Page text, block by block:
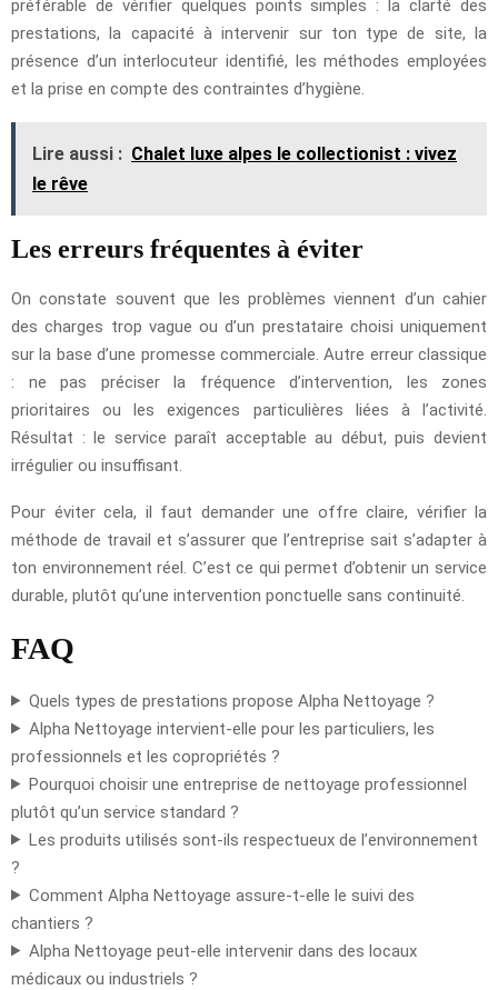
préférable de vérifier quelques points simples : la clarté des
prestations, la capacité à intervenir sur ton type de site, la
présence d’un interlocuteur identifié, les méthodes employées
et la prise en compte des contraintes d’hygiène.
Lire aussi : Chalet luxe alpes le collectionist : vivez
le rêve
Les erreurs fréquentes à éviter
On constate souvent que les problèmes viennent d’un cahier
des charges trop vague ou d’un prestataire choisi uniquement
sur la base d’une promesse commerciale. Autre erreur classique
: ne pas préciser la fréquence d’intervention, les zones
prioritaires ou les exigences particulières liées à l’activité.
Résultat : le service paraît acceptable au début, puis devient
irrégulier ou insuffisant.
Pour éviter cela, il faut demander une offre claire, vérifier la
méthode de travail et s’assurer que l’entreprise sait s’adapter à
ton environnement réel. C’est ce qui permet d’obtenir un service
durable, plutôt qu’une intervention ponctuelle sans continuité.
FAQ
Quels types de prestations propose Alpha Nettoyage ?
Alpha Nettoyage intervient-elle pour les particuliers, les
professionnels et les copropriétés ?
Pourquoi choisir une entreprise de nettoyage professionnel
plutôt qu’un service standard ?
Les produits utilisés sont-ils respectueux de l’environnement
?
Comment Alpha Nettoyage assure-t-elle le suivi des
chantiers ?
Alpha Nettoyage peut-elle intervenir dans des locaux
médicaux ou industriels ?